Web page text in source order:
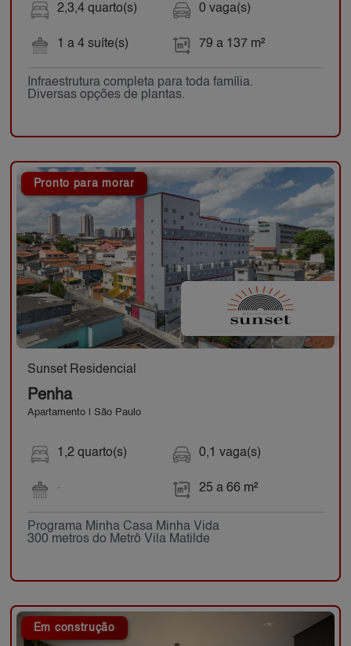
2,3,4 quarto(s)
1 a 4 suíte(s)
0 vaga(s)
79 a 137 m²
Infraestrutura completa para toda família.
Diversas opções de plantas.
Pronto para morar
Sunset Residencial
Penha
Apartamento | São Paulo
1,2 quarto(s)
-
0,1 vaga(s)
25 a 66 m²
Programa Minha Casa Minha Vida
300 metros do Metrô Vila Matilde
Em construção